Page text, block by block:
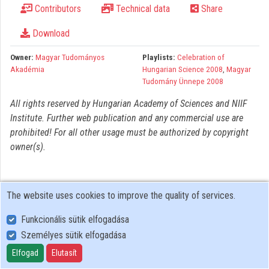
Organizations
Contributors
Contributors Technical data Share
Download
Owner: Magyar Tudományos
Akadémia
Playlists: Celebration of
Hungarian Science 2008, Magyar
Tudomány Ünnepe 2008
All rights reserved by Hungarian Academy of Sciences and NIIF
Institute. Further web publication and any commercial use are
prohibited! For all other usage must be authorized by copyright
owner(s).
User Policy
Adatkezelési tájékoztató (en)
Cookie Policy
The website uses cookies to improve the quality of services.
Funkcionális sütik elfogadása
Személyes sütik elfogadása
Elfogad Elutasít